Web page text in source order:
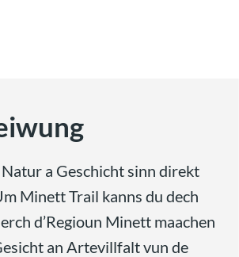
a Geschicht sinn direkt
Minett Trail kanns du dech
d’Regioun Minett maachen
an Artevillfalt vun de